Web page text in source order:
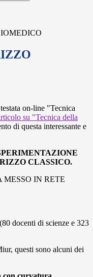
on-line "Tecnica
su "Tecnica della
di questa interessante e
CLASSICO.
MESSO IN RETE
docenti di scienze e 323
questi sono alcuni dei